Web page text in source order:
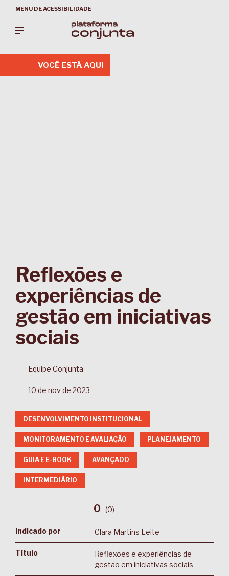
MENU DE ACESSIBILIDADE
VOCÊ ESTÁ AQUI
Reflexões e
experiências de
gestão em iniciativas
sociais
Equipe Conjunta
10 de nov de 2023
DESENVOLVIMENTO INSTITUCIONAL
MONITORAMENTO E AVALIAÇÃO PLANEJAMENTO
GUIA E E-BOOK AVANÇADO
INTERMEDIÁRIO
0 (0)
Indicado por Clara Martins Leite
Título
Reflexões e experiências de
gestão em iniciativas sociais